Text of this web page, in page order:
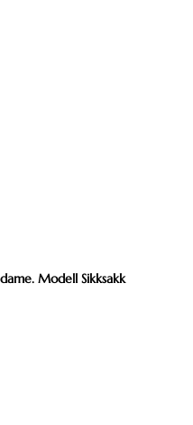
Modell Sikksakk